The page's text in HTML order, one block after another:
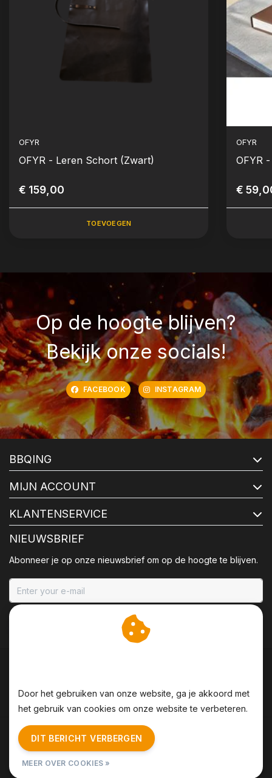
OFYR
OFYR - Leren Schort (Zwart)
€ 159,00
TOEVOEGEN
OFYR
OFYR
€
Op de hoogte blijven?
Bekijk onze socials!
FACEBOOK INSTAGRAM
BBQING
MIJN ACCOUNT
KLANTENSERVICE
NIEUWSBRIEF
Abonneer je op onze nieuwsbrief om op de hoogte te blijven.
Algemene voorwaarden | Disclaimer
Sitemap
| RSS Feed
Door het gebruiken van onze website, ga je akkoord met
het gebruik van cookies om onze website te verbeteren.
DIT BERICHT VERBERGEN
MEER OVER COOKIES »